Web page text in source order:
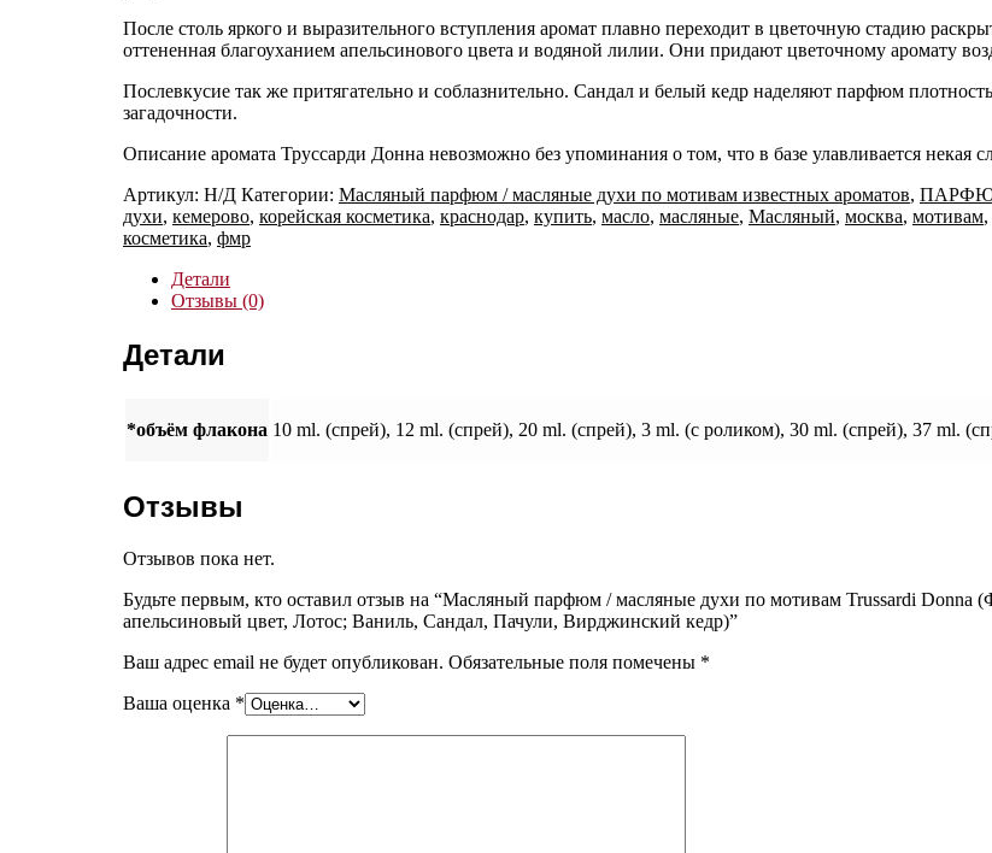
После столь яркого и выразительного вступления аромат плавно переходит в цветочную стадию
оттененная благоуханием апельсинового цвета и водяной лилии. Они придают цветочному аромату
Послевкусие так же притягательно и соблазнительно. Сандал и белый кедр наделяют парфюм
загадочности.
Описание аромата Труссарди Донна невозможно без упоминания о том, что в базе улавливается некая
Артикул: Н/Д Категории: Масляный парфюм / масляные духи по мотивам известных ароматов,
духи, кемерово, корейская косметика, краснодар, купить, масло, масляные, Масляный, москва, мотивам,
косметика, фмр
Детали
Отзывы (0)
Детали
*объём флакона 10 ml. (спрей), 12 ml. (спрей), 20 ml. (спрей), 3 ml. (с роликом), 30 ml. (спрей), 37 ml.
Отзывы
Отзывов пока нет.
Будьте первым, кто оставил отзыв на “Масляный парфюм / масляные духи по мотивам Trussardi
апельсиновый цвет, Лотос; Ваниль, Сандал, Пачули, Вирджинский кедр)”
Ваш адрес email не будет опубликован. Обязательные поля помечены *
Ваша оценка *